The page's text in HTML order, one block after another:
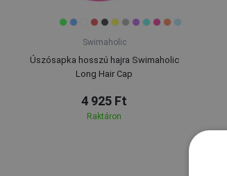
Swimaholic
Úszósapka hosszú hajra Swimaholic
Long Hair Cap
4 925 Ft
Raktáron